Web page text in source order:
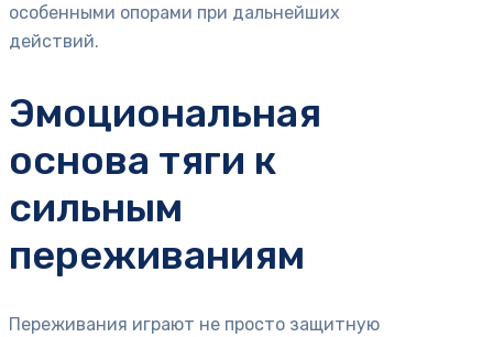
особенными опорами при дальнейших
действий.
Эмоциональная
основа тяги к
сильным
переживаниям
Переживания играют не просто защитную